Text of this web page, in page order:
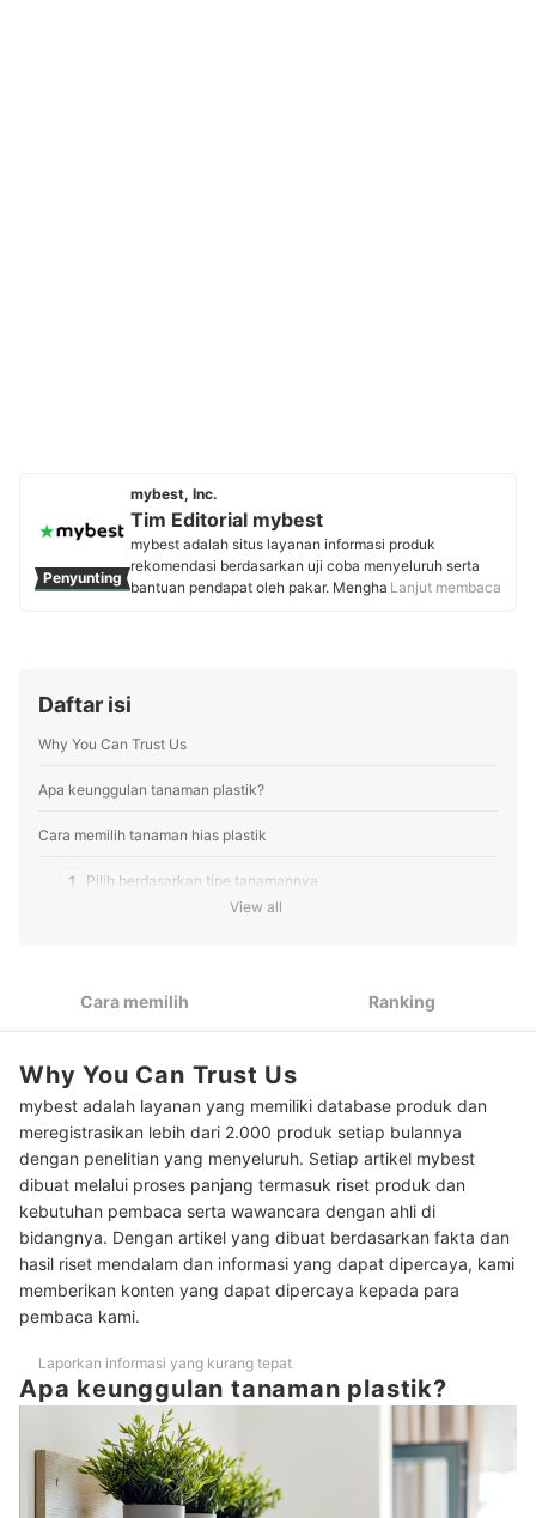
Penyunting
mybest, Inc.
Tim Editorial mybest
mybest adalah situs layanan informasi produk
rekomendasi berdasarkan uji coba menyeluruh serta
bantuan pendapat oleh pakar. Menghasilkan konten
Lanjut membaca
Daftar isi
Why You Can Trust Us
Apa keunggulan tanaman plastik?
Cara memilih tanaman hias plastik
1 Pilih berdasarkan tipe tanamannya
4 Pilih yang mirip dengan tanaman aslinya
10 Rekomendasi tanaman hias plastik terbaik
Baca juga rekomendasi tanaman hiasan lainnya di sini
View all
Cara memilih Ranking
Why You Can Trust Us
mybest adalah layanan yang memiliki database produk dan
meregistrasikan lebih dari 2.000 produk setiap bulannya
dengan penelitian yang menyeluruh. Setiap artikel mybest
dibuat melalui proses panjang termasuk riset produk dan
kebutuhan pembaca serta wawancara dengan ahli di
bidangnya. Dengan artikel yang dibuat berdasarkan fakta dan
hasil riset mendalam dan informasi yang dapat dipercaya, kami
memberikan konten yang dapat dipercaya kepada para
pembaca kami.
Laporkan informasi yang kurang tepat
Apa keunggulan tanaman plastik?